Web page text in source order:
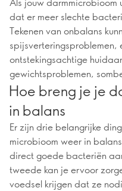
dat er meer slechte
Tekenen van onbalans
spijsverteringsproblemen,
ontstekingsachtige
gewichtsproblemen,
Hoe breng je je
in balans
Er zijn drie belangrijke
microbioom weer in
direct goede bacteriën
tweede kan je ervoor
voedsel krijgen dat ze